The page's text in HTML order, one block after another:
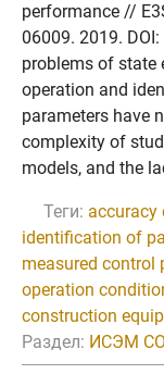
performance //
06009. 2019.
problems of state
operation and
parameters have
complexity of
models, and the
Теги: accuracy
identification of
measured control
operation
construction
Раздел: ИСЭМ